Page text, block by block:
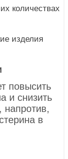
количествах
изделия
повысить
и снизить
напротив,
в